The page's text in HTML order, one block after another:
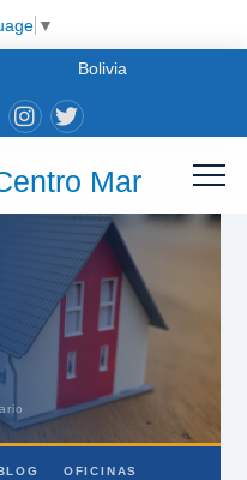
▼
Bolivia
Mar
OFICINAS